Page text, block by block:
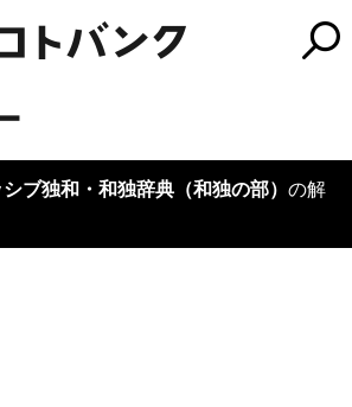
ブ独和・和独辞典（和独の部） の解